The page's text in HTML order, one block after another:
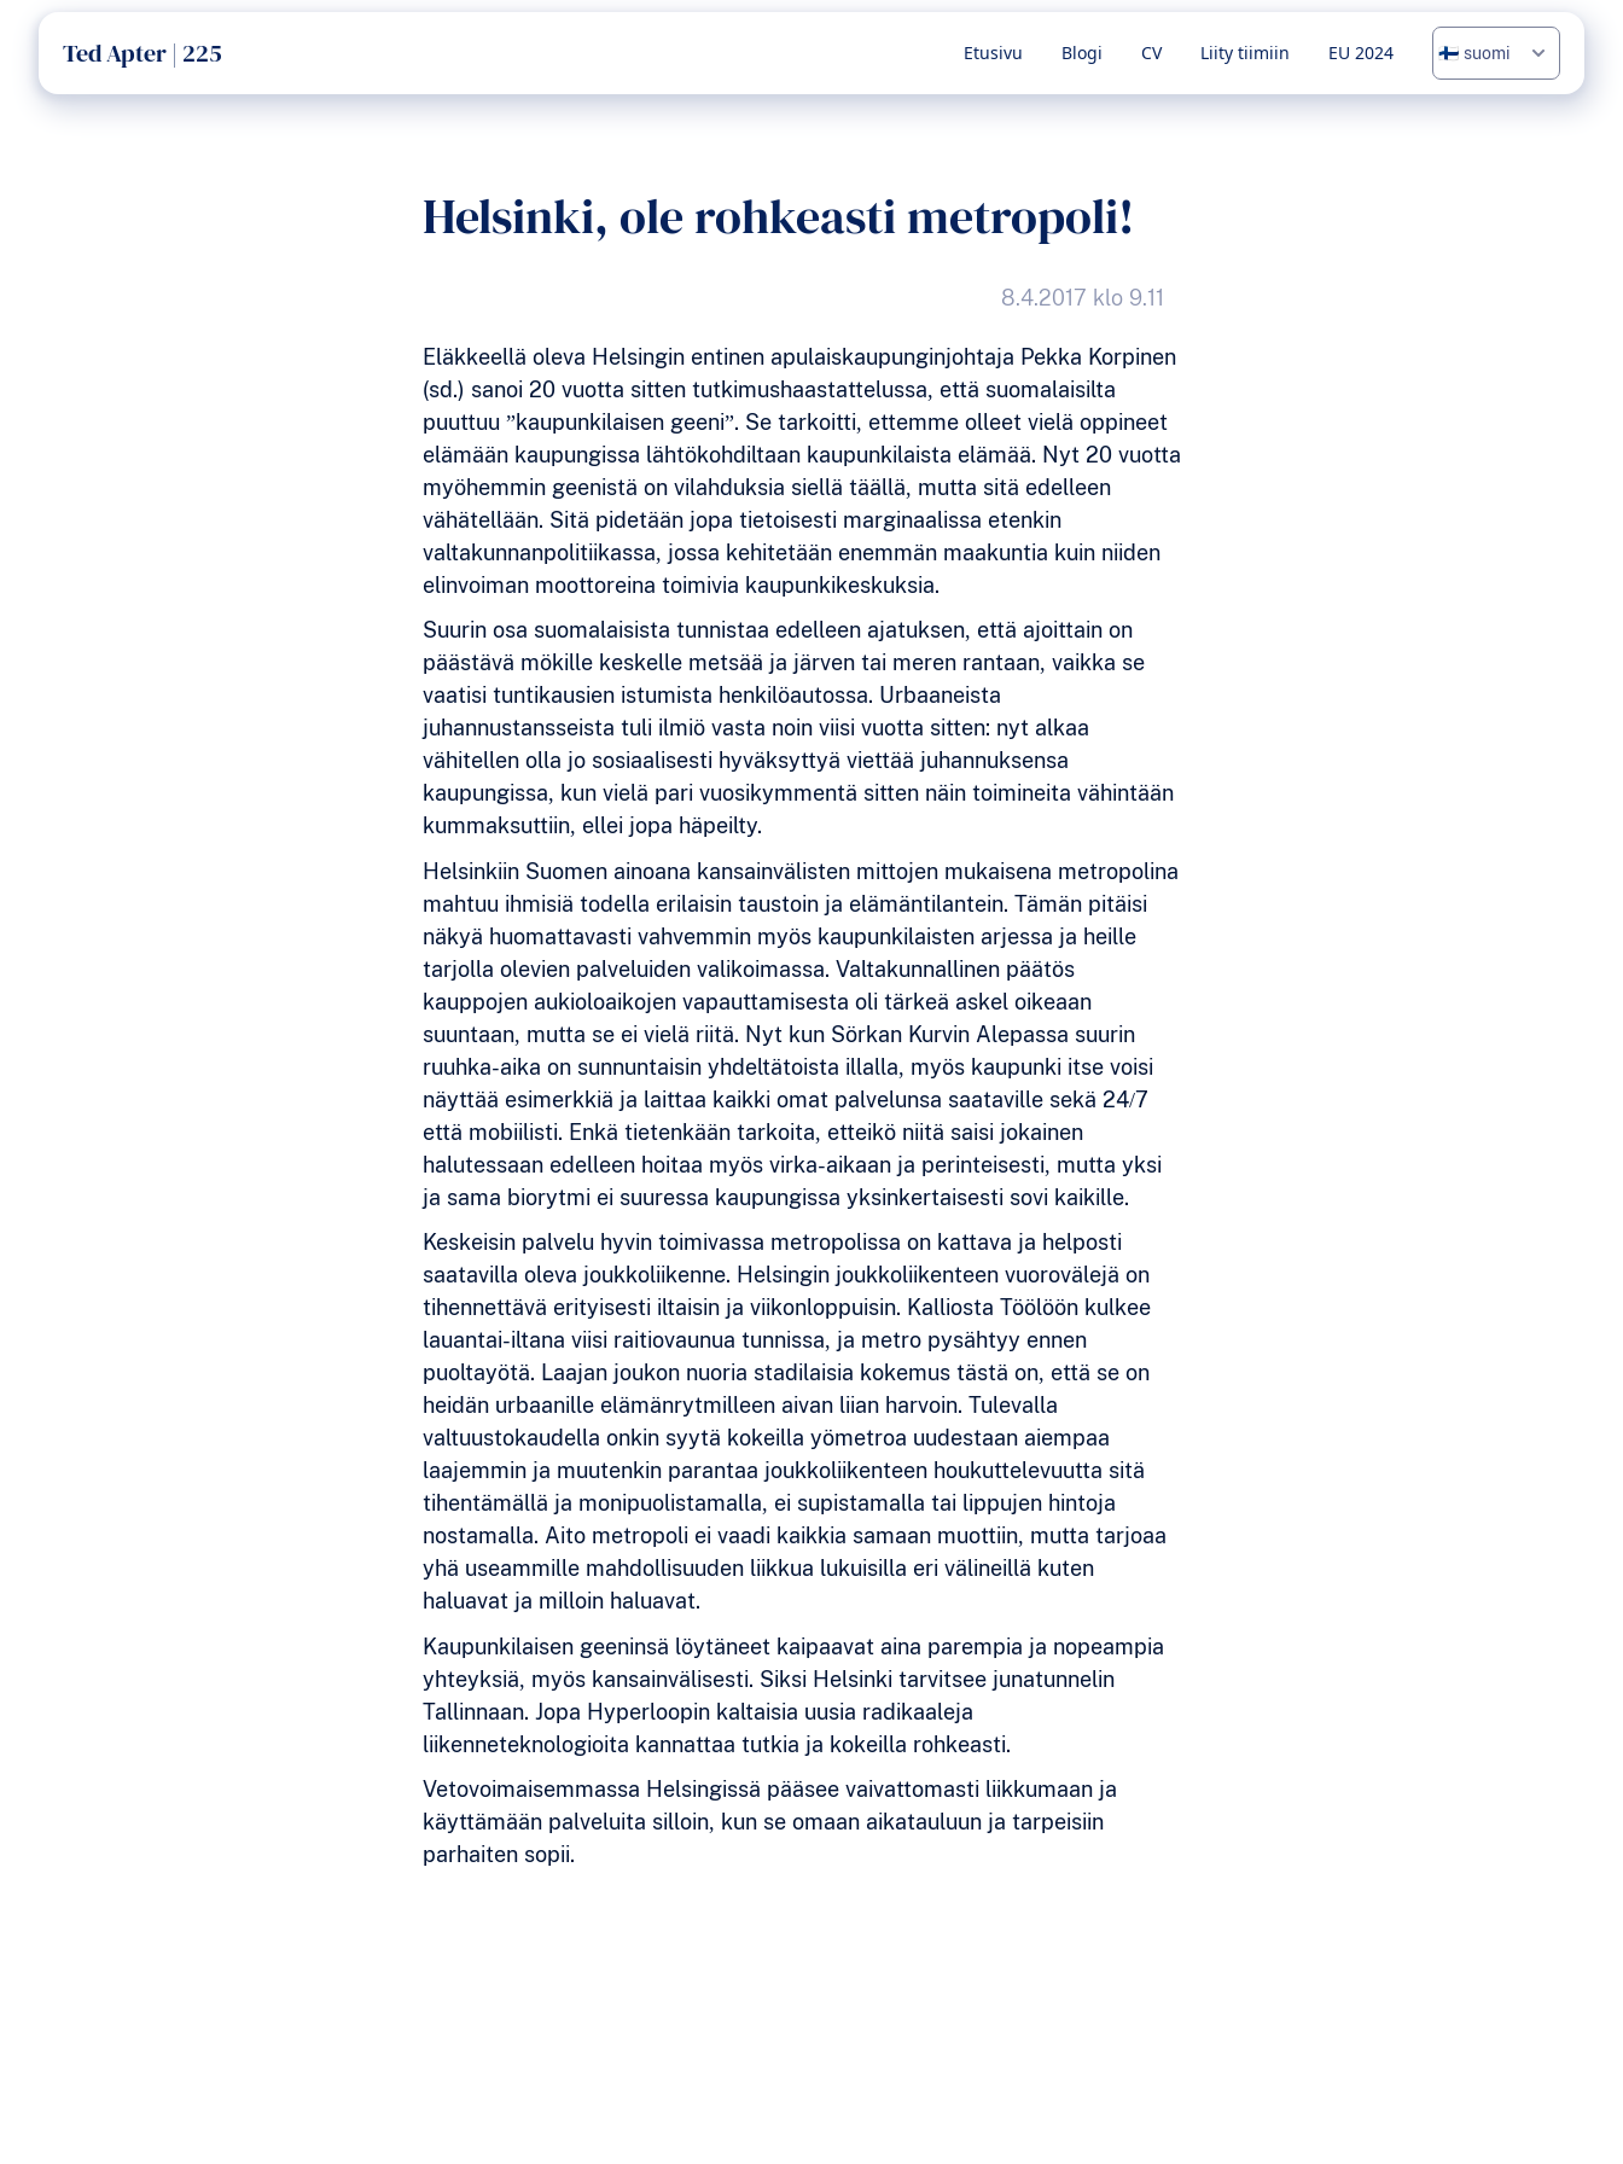
Ted Apter | 225 Etusivu Blogi CV Liity tiimiin EU 2024
Helsinki, ole rohkeasti metropoli!
8.4.2017 klo 9.11
Eläkkeellä oleva Helsingin entinen apulaiskaupunginjohtaja Pekka Korpinen
(sd.) sanoi 20 vuotta sitten tutkimushaastattelussa, että suomalaisilta
puuttuu ”kaupunkilaisen geeni”. Se tarkoitti, ettemme olleet vielä oppineet
elämään kaupungissa lähtökohdiltaan kaupunkilaista elämää. Nyt 20 vuotta
myöhemmin geenistä on vilahduksia siellä täällä, mutta sitä edelleen
vähätellään. Sitä pidetään jopa tietoisesti marginaalissa etenkin
valtakunnanpolitiikassa, jossa kehitetään enemmän maakuntia kuin niiden
elinvoiman moottoreina toimivia kaupunkikeskuksia.
Suurin osa suomalaisista tunnistaa edelleen ajatuksen, että ajoittain on
päästävä mökille keskelle metsää ja järven tai meren rantaan, vaikka se
vaatisi tuntikausien istumista henkilöautossa. Urbaaneista
juhannustansseista tuli ilmiö vasta noin viisi vuotta sitten: nyt alkaa
vähitellen olla jo sosiaalisesti hyväksyttyä viettää juhannuksensa
kaupungissa, kun vielä pari vuosikymmentä sitten näin toimineita vähintään
kummaksuttiin, ellei jopa häpeilty.
Helsinkiin Suomen ainoana kansainvälisten mittojen mukaisena metropolina
mahtuu ihmisiä todella erilaisin taustoin ja elämäntilantein. Tämän pitäisi
näkyä huomattavasti vahvemmin myös kaupunkilaisten arjessa ja heille
tarjolla olevien palveluiden valikoimassa. Valtakunnallinen päätös
kauppojen aukioloaikojen vapauttamisesta oli tärkeä askel oikeaan
suuntaan, mutta se ei vielä riitä. Nyt kun Sörkan Kurvin Alepassa suurin
ruuhka-aika on sunnuntaisin yhdeltätoista illalla, myös kaupunki itse voisi
näyttää esimerkkiä ja laittaa kaikki omat palvelunsa saataville sekä 24/7
että mobiilisti. Enkä tietenkään tarkoita, etteikö niitä saisi jokainen
halutessaan edelleen hoitaa myös virka-aikaan ja perinteisesti, mutta yksi
ja sama biorytmi ei suuressa kaupungissa yksinkertaisesti sovi kaikille.
Keskeisin palvelu hyvin toimivassa metropolissa on kattava ja helposti
saatavilla oleva joukkoliikenne. Helsingin joukkoliikenteen vuorovälejä on
tihennettävä erityisesti iltaisin ja viikonloppuisin. Kalliosta Töölöön kulkee
lauantai-iltana viisi raitiovaunua tunnissa, ja metro pysähtyy ennen
puoltayötä. Laajan joukon nuoria stadilaisia kokemus tästä on, että se on
heidän urbaanille elämänrytmilleen aivan liian harvoin. Tulevalla
valtuustokaudella onkin syytä kokeilla yömetroa uudestaan aiempaa
laajemmin ja muutenkin parantaa joukkoliikenteen houkuttelevuutta sitä
tihentämällä ja monipuolistamalla, ei supistamalla tai lippujen hintoja
nostamalla. Aito metropoli ei vaadi kaikkia samaan muottiin, mutta tarjoaa
yhä useammille mahdollisuuden liikkua lukuisilla eri välineillä kuten
haluavat ja milloin haluavat.
Kaupunkilaisen geeninsä löytäneet kaipaavat aina parempia ja nopeampia
yhteyksiä, myös kansainvälisesti. Siksi Helsinki tarvitsee junatunnelin
Tallinnaan. Jopa Hyperloopin kaltaisia uusia radikaaleja
liikenneteknologioita kannattaa tutkia ja kokeilla rohkeasti.
Vetovoimaisemmassa Helsingissä pääsee vaivattomasti liikkumaan ja
käyttämään palveluita silloin, kun se omaan aikatauluun ja tarpeisiin
parhaiten sopii.